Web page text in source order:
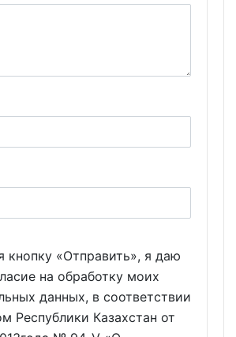
кнопку «Отправить», я даю
на обработку моих
данных, в соответствии
Республики Казахстан от